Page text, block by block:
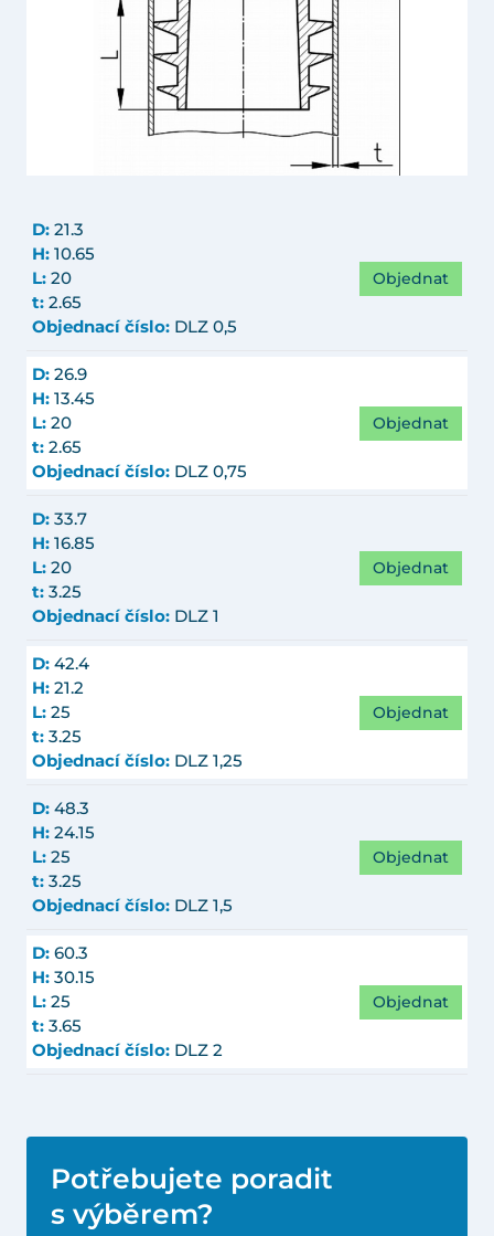
D: 21.3
H: 10.65
L: 20
t: 2.65
Objednací číslo: DLZ 0,5
Objednat
D: 26.9
H: 13.45
L: 20
t: 2.65
Objednací číslo: DLZ 0,75
Objednat
D: 33.7
H: 16.85
L: 20
t: 3.25
Objednací číslo: DLZ 1
Objednat
D: 42.4
H: 21.2
L: 25
t: 3.25
Objednací číslo: DLZ 1,25
Objednat
D: 48.3
H: 24.15
L: 25
t: 3.25
Objednací číslo: DLZ 1,5
Objednat
D: 60.3
H: 30.15
L: 25
t: 3.65
Objednací číslo: DLZ 2
Objednat
Potřebujete poradit
s výběrem?